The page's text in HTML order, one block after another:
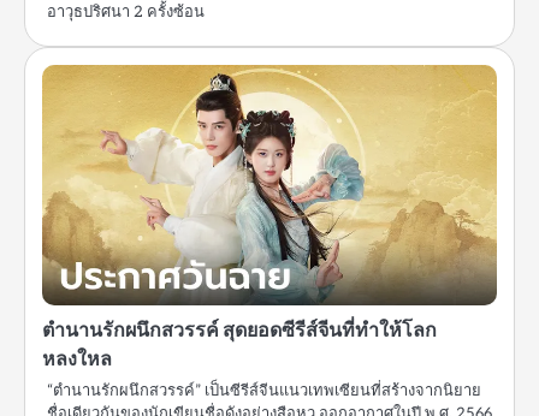
อาวุธปริศนา 2 ครั้งซ้อน
ตำนานรักผนึกสวรรค์ สุดยอดซีรีส์จีนที่ทำให้โลก
หลงใหล
“ตำนานรักผนึกสวรรค์” เป็นซีรีส์จีนแนวเทพเซียนที่สร้างจากนิยาย